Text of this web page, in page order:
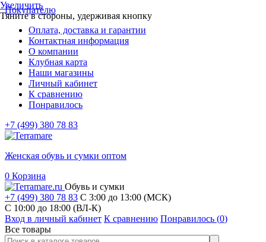
Покупателю
Оплата, доставка и гарантии
Контактная информация
О компании
Клубная карта
Наши магазины
Личный кабинет
К сравнению
Понравилось
+7 (499) 380 78 83
Женская обувь и сумки оптом
0 Корзина
Обувь и сумки
+7 (499) 380 78 83 С 3:00 до 13:00 (МСК)
C 10:00 до 18:00 (ВЛ-К)
Вход в личный кабинет К сравнению Понравилось (0)
Все товары
Увеличить
Тяните в стороны, удерживая кнопку